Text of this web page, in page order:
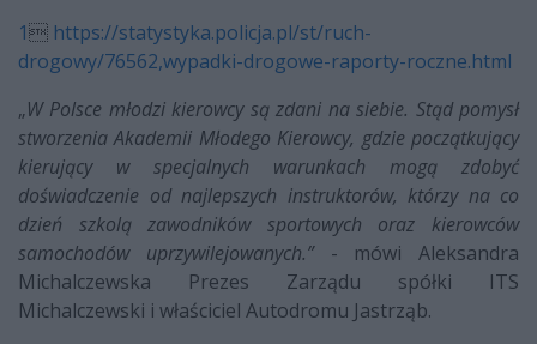
1 https://statystyka.policja.pl/st/ruch-
drogowy/76562,wypadki-drogowe-raporty-roczne.html
„W Polsce młodzi kierowcy są zdani na siebie. Stąd pomysł
stworzenia Akademii Młodego Kierowcy, gdzie początkujący
kierujący w specjalnych warunkach mogą zdobyć
doświadczenie od najlepszych instruktorów, którzy na co
dzień szkolą zawodników sportowych oraz kierowców
samochodów uprzywilejowanych.”- mówi Aleksandra
Michalczewska Prezes Zarządu spółki ITS
Michalczewski i właściciel Autodromu Jastrząb.